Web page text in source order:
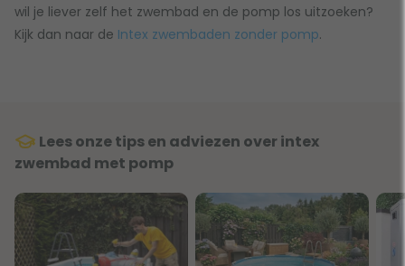
wil je liever zelf het zwembad en de pomp los uitzoeken?
Kijk dan naar de Intex zwembaden zonder pomp.
Lees onze tips en adviezen over intex
zwembad met pomp